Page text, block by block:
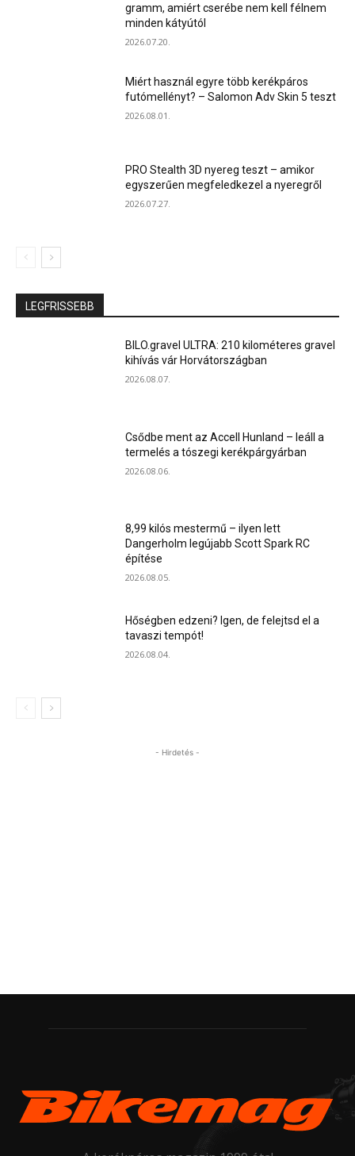
gramm, amiért cserébe nem kell félnem
minden kátyútól
2026.07.20.
Miért használ egyre több kerékpáros
futómellényt? – Salomon Adv Skin 5 teszt
2026.08.01.
PRO Stealth 3D nyereg teszt – amikor
egyszerűen megfeledkezel a nyeregről
2026.07.27.
LEGFRISSEBB
BILO.gravel ULTRA: 210 kilométeres gravel
kihívás vár Horvátországban
2026.08.07.
Csődbe ment az Accell Hunland – leáll a
termelés a tószegi kerékpárgyárban
2026.08.06.
8,99 kilós mestermű – ilyen lett
Dangerholm legújabb Scott Spark RC
építése
2026.08.05.
Hőségben edzeni? Igen, de felejtsd el a
tavaszi tempót!
2026.08.04.
- Hirdetés -